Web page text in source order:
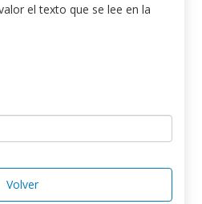
el texto que se lee en la
Volver